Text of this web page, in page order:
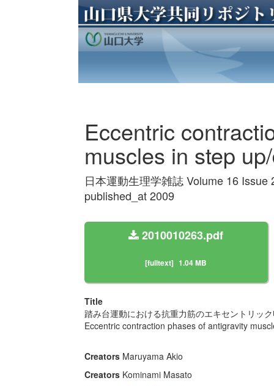
Eccentric
muscles in step
日本運動生理学雑誌 Volume 16 Issue
published_at 2009
2010010263.pdf
[fulltext] 1.04 MB
Title
踏み台運動における抗重力筋のエキセントリッ
Eccentric contraction phases of antigravity
Creators Maruyama Akio
Creators Kominami Masato